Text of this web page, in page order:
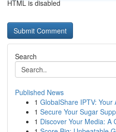
HTML is disabled
Search
Published News
1 GlobalShare IPTV:
1 Secure Your Sugar
1 Discover Your Media: A